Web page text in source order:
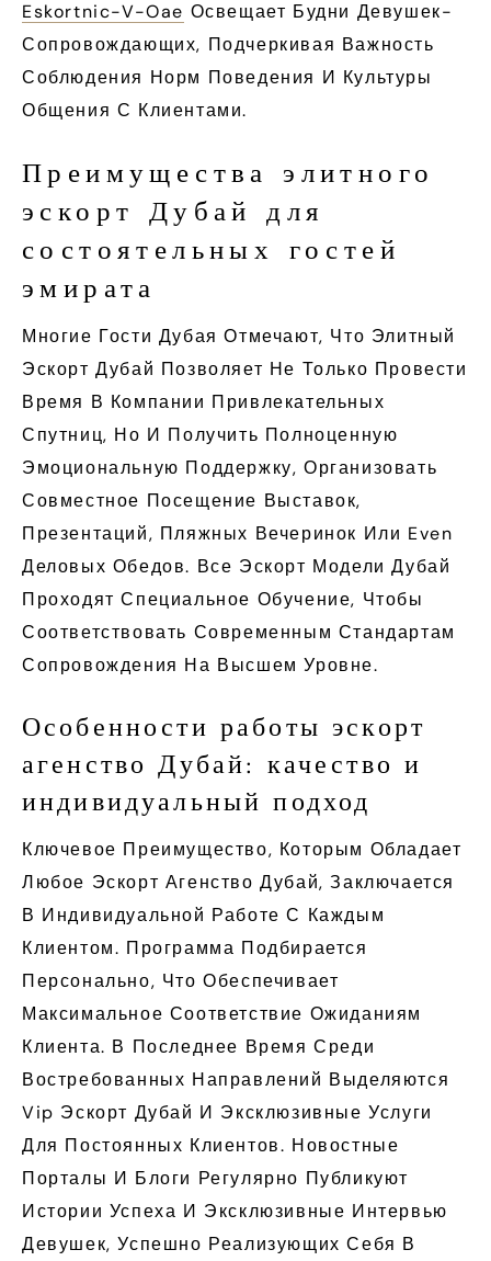
Eskortnic-V-Oae Освещает Будни Девушек-
Сопровождающих, Подчеркивая Важность
Соблюдения Норм Поведения И Культуры
Общения С Клиентами.
Преимущества элитного
эскорт Дубай для
состоятельных гостей
эмирата
Многие Гости Дубая Отмечают, Что Элитный
Эскорт Дубай Позволяет Не Только Провести
Время В Компании Привлекательных
Спутниц, Но И Получить Полноценную
Эмоциональную Поддержку, Организовать
Совместное Посещение Выставок,
Презентаций, Пляжных Вечеринок Или Even
Деловых Обедов. Все Эскорт Модели Дубай
Проходят Специальное Обучение, Чтобы
Соответствовать Современным Стандартам
Сопровождения На Высшем Уровне.
Особенности работы эскорт
агенство Дубай: качество и
индивидуальный подход
Ключевое Преимущество, Которым Обладает
Любое Эскорт Агенство Дубай, Заключается
В Индивидуальной Работе С Каждым
Клиентом. Программа Подбирается
Персонально, Что Обеспечивает
Максимальное Соответствие Ожиданиям
Клиента. В Последнее Время Среди
Востребованных Направлений Выделяются
Vip Эскорт Дубай И Эксклюзивные Услуги
Для Постоянных Клиентов. Новостные
Порталы И Блоги Регулярно Публикуют
Истории Успеха И Эксклюзивные Интервью
Девушек, Успешно Реализующих Себя В